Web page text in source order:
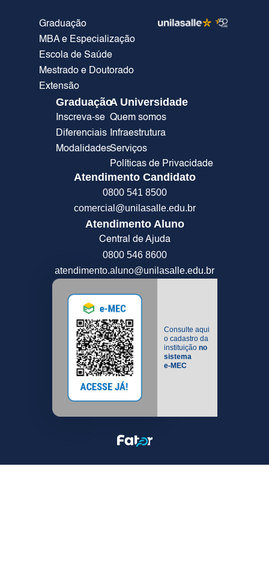
Graduação
MBA e Especialização
Escola de Saúde
Mestrado e Doutorado
Extensão
Graduação
Inscreva-se
Diferenciais
Modalidades
A Universidade
Quem somos
Infraestrutura
Serviços
Políticas de Privacidade
Atendimento Candidato
0800 541 8500
comercial@unilasalle.edu.br
Atendimento Aluno
Central de Ajuda
0800 546 8600
atendimento.aluno@unilasalle.edu.br
Consulte aqui
o cadastro da
instituição no
sistema
e-MEC